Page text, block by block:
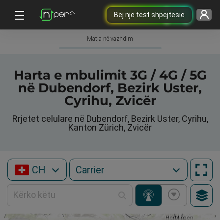
Bëj një test shpejtësie
Matja në vazhdim
Harta e mbulimit 3G / 4G / 5G
në Dubendorf, Bezirk Uster,
Cyrihu, Zvicër
Rrjetet celulare në Dubendorf, Bezirk Uster, Cyrihu,
Kanton Zürich, Zvicër
CH